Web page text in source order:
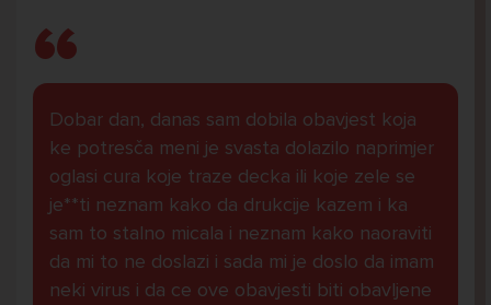
Dobar dan, danas sam dobila obavjest koja
ke potresča meni je svasta dolazilo naprimjer
oglasi cura koje traze decka ili koje zele se
je**ti neznam kako da drukcije kazem i ka
sam to stalno micala i neznam kako naoraviti
da mi to ne doslazi i sada mi je doslo da imam
neki virus i da ce ove obavjesti biti obavljene